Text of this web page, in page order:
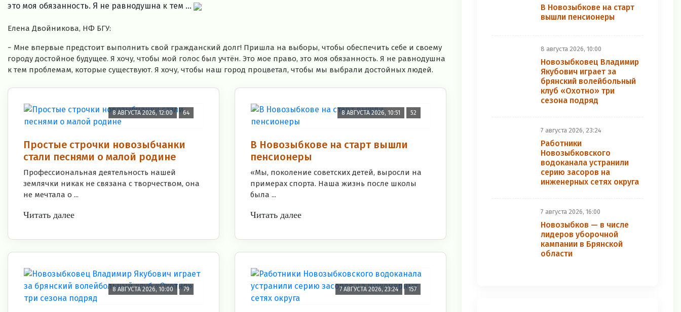
это моя обязанность. Я не равнодушна к тем ...
Елена Двойникова, НФ БГУ:
− Мне впервые предстоит выполнить свой гражданский долг! Пришла на выборы, чтобы обеспечить себе и своему
городу достойное будущее. Я хочу, чтобы мой голос был учтён. Это мое право, это моя обязанность. Я не равнодушна
к тем проблемам, которые существуют. Я хочу, чтобы наш город процветал, чтобы мы выбрали достойных людей.
8 АВГУСТА 2026, 12:00 64
Простые строчки новозыбчанки
стали песнями о малой родине
Профессиональная деятельность нашей
землячки никак не связана с творчеством, она
не мечтала о ...
Читать далее
8 АВГУСТА 2026, 10:51 52
В Новозыбкове на старт вышли
пенсионеры
«Мы, поколение советских детей, выросли на
примерах спорта. Наша жизнь после школы
была ...
Читать далее
8 АВГУСТА 2026, 10:00 79 7 АВГУСТА 2026, 23:24 157
В Новозыбкове на старт
вышли пенсионеры
8 августа 2026, 10:00
Новозыбковец Владимир
Якубович играет за
брянский волейбольный
клуб «Охотно» три
сезона подряд
7 августа 2026, 23:24
Работники
Новозыбковского
водоканала устранили
серию засоров на
инженерных сетях округа
7 августа 2026, 16:00
Новозыбков — в числе
лидеров уборочной
кампании в Брянской
области